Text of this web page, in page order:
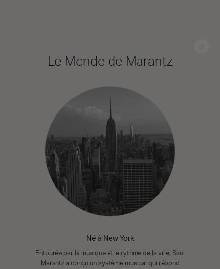
Le Monde de Marantz
Né à New York
Entourée par la musique et le rythme de la ville, Saul
Marantz a conçu un système musical qui répond